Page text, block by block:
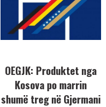
OEGJK: Produktet nga
Kosova po marrin
shumë treg në Gjermani